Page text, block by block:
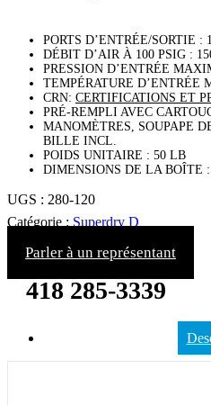
PORTS D’ENTRÉE/SORTIE :
DÉBIT D’AIR À 100 PSIG :
PRESSION D’ENTRÉE
TEMPÉRATURE D’ENTRÉE
CRN: CERTIFICATIONS ET
PRÉ-REMPLI AVEC
MANOMÈTRES, SOUPAPE
BILLE INCL.
POIDS UNITAIRE : 50 LB
DIMENSIONS DE LA BOÎTE :
UGS : 280-120
Catégorie : Superdry D
Parler à un représentant
418 285-3339